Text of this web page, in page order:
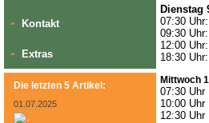
» Kontakt
» Extras
Die letzten 5 Artikel:
01.07.2025
Dienstag
07:30 Uhr:
09:30 Uhr:
12:00 Uhr:
18:30 Uhr:
Mittwoch
07:30 Uhr
10:00 Uhr
12:30 Uhr